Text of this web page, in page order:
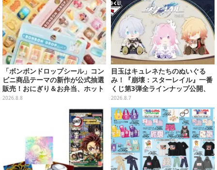
「ボンボンドロップシール」コン
ビニ商品テーマの新作が公式抽選
販売！おにぎり＆お弁当、ホット
スナックなど4種セット
2026.8.8
目玉はキュレネたちのぬいぐる
み！『崩壊：スターレイル』一番
くじ第3弾全ラインナップ公開、
美麗ビジュアルのアクリルボード
など用意
2026.8.7